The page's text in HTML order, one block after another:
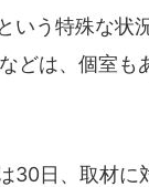
いう特殊な状
どは、個室も
30日、取材に